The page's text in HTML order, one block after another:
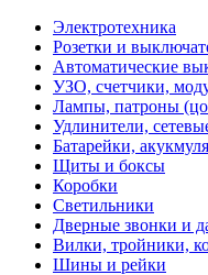
Электротехника
Розетки и
Автоматические
УЗО, счетчики,
Лампы, патроны
Удлинители,
Батарейки,
Щиты и боксы
Коробки
Светильники
Дверные звонки и
Вилки, тройники,
Шины и рейки